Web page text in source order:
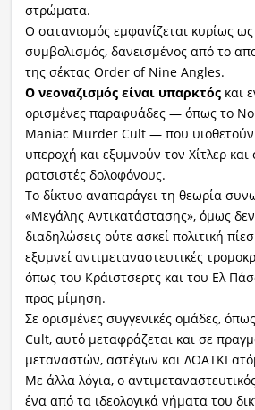
στρώματα.
Ο σατανισμός εμφανίζεται κυρίως ως
συμβολισμός, δανεισμένος από το
της σέκτας Order of Nine Angles.
Ο νεοναζισμός είναι υπαρκτόςκαι
ορισμένες παραφυάδες — όπως το
Maniac Murder Cult — που υιοθετούν
υπεροχή και εξυμνούν τον Χίτλερ
ρατσιστές δολοφόνους.
Το δίκτυο αναπαράγει τη θεωρία
«Μεγάλης Αντικατάστασης», όμως
διαδηλώσεις ούτε ασκεί πολιτική
εξυμνεί αντιμεταναστευτικές
όπως του Κράιστσερτς και του Ελ
προς μίμηση.
Σε ορισμένες συγγενικές ομάδες,
Cult, αυτό μεταφράζεται και σε
μεταναστών, αστέγων και ΛΟΑΤΚΙ
Με άλλα λόγια, ο
ένα από τα ιδεολογικά νήματα του